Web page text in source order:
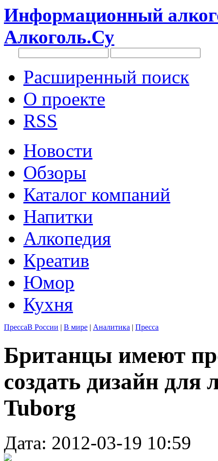
Информационный
Алкоголь.Су
Расширенный поиск
О проекте
RSS
Новости
Обзоры
Каталог компаний
Напитки
Алкопедия
Креатив
Юмор
Кухня
ПрессаВ России | В мире | Аналитика | Пресса
Британцы имеют
создать дизайн для
Tuborg
Дата: 2012-03-19 10:59